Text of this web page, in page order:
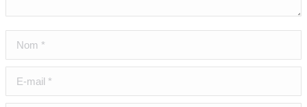
Nom *
E-mail *